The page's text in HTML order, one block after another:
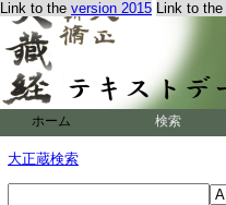
Link to the version 2015 Link to the
ホーム 検索
大正蔵検索